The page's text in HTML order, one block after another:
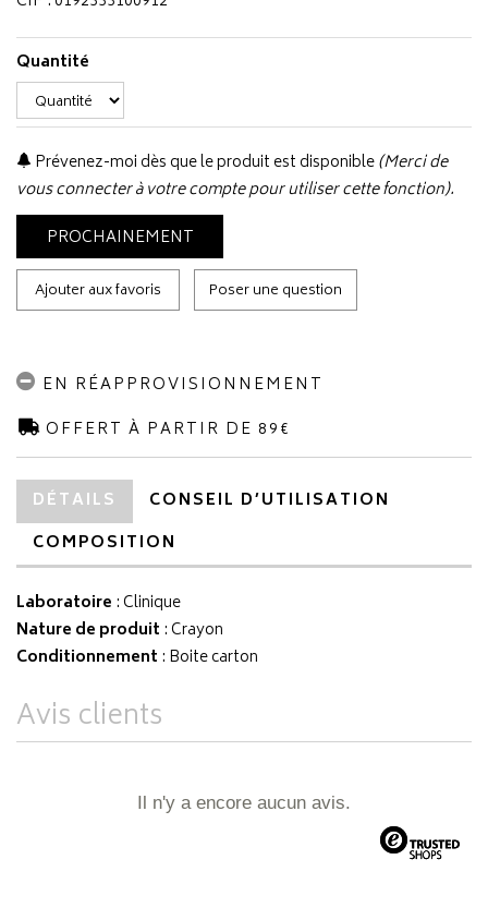
Quantité
Prévenez-moi dès que le produit est disponible(Merci de
vous connecter à votre compte pour utiliser cette fonction).
PROCHAINEMENT
Ajouter aux favoris Poser une question
EN RÉAPPROVISIONNEMENT
OFFERT À PARTIR DE 89€
DÉTAILS
CONSEIL D’UTILISATION
COMPOSITION
Laboratoire :Clinique
Nature de produit : Crayon
Conditionnement : Boite carton
Avis clients
Il n'y a encore aucun avis.